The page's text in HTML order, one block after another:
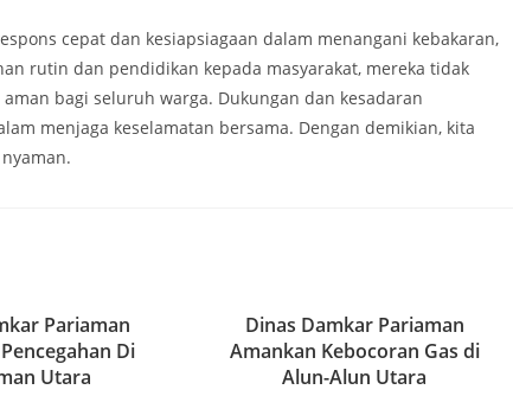
cepat dan kesiapsiagaan dalam menangani kebakaran,
rutin dan pendidikan kepada masyarakat, mereka tidak
bagi seluruh warga. Dukungan dan kesadaran
menjaga keselamatan bersama. Dengan demikian, kita
Pariaman
Di
Utara
Dinas Damkar Pariaman
Amankan Kebocoran Gas di
Alun-Alun Utara